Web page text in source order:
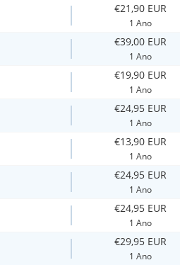
€21,90 EUR
1 Ano
€39,00 EUR
1 Ano
€19,90 EUR
1 Ano
€24,95 EUR
1 Ano
€13,90 EUR
1 Ano
€24,95 EUR
1 Ano
€24,95 EUR
1 Ano
€29,95 EUR
1 Ano